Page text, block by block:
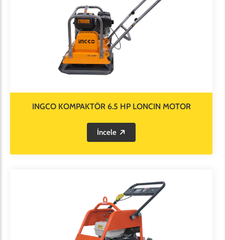
INGCO KOMPAKTÖR 6.5 HP LONCIN MOTOR
İncele